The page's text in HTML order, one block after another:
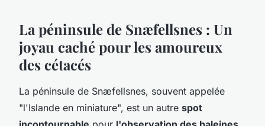
La péninsule de Snæfellsnes : Un
joyau caché pour les amoureux
des cétacés
La péninsule de Snæfellsnes, souvent appelée
"l'Islande en miniature", est un autre spot